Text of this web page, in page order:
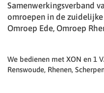
Samenwerkingsverband
omroepen in de zuidelijke
Omroep Ede, Omroep
We bedienen met XON en 1
Renswoude, Rhenen,